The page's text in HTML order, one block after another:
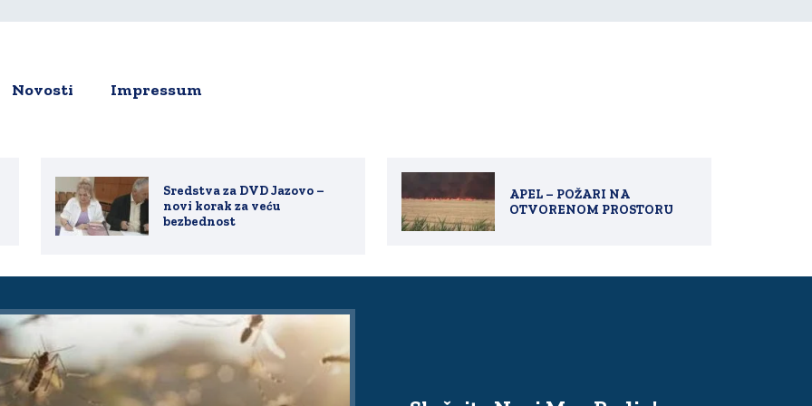
Novosti Impressum
Sredstva za DVD Jazovo –
novi korak za veću
bezbednost
APEL – POŽARI NA
OTVORENOM PROSTORU